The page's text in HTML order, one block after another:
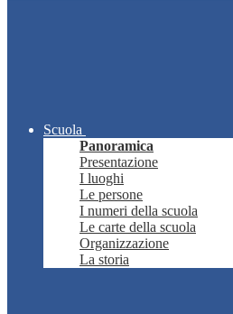
Scuola
Panoramica
Presentazione
I luoghi
Le persone
I numeri della scuola
Le carte della scuola
Organizzazione
La storia